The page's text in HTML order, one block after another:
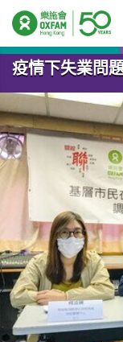
開始主要內容
疫情下失業問